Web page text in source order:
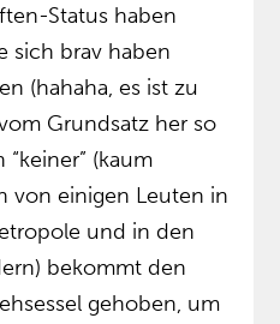
Status haben
sich brav haben
(hahaha, es ist zu
Grundsatz her so
(kaum
von einigen Leuten in
und in den
bekommt den
gehoben, um